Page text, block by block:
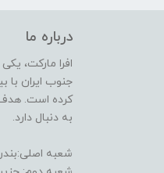
درباره ما
افرا مارکت،
کرده است. هدف
به دنبال دارد.
شعبه اصلی:بندر